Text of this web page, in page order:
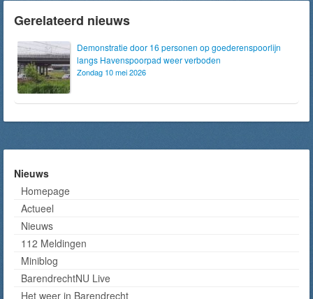
Gerelateerd nieuws
Demonstratie door 16 personen op goederenspoorlijn
langs Havenspoorpad weer verboden
Zondag 10 mei 2026
Nieuws
Homepage
Actueel
Nieuws
112 Meldingen
Miniblog
BarendrechtNU Live
Het weer in Barendrecht